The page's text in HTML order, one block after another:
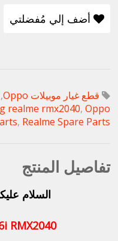
أضف إلي مُفضلتي
قطع غيار موبيلات Oppo ,
realme rmx2040, Oppo
, Realme Spare Parts
تفاصيل المنتج
السلام
RMX2040